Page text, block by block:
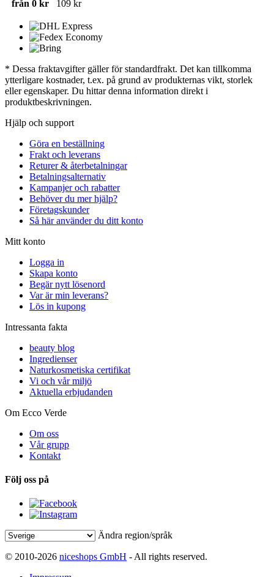
från 0 kr 109 kr
* Dessa fraktavgifter gäller för standardfrakt. Det kan tillkomma
ytterligare kostnader, t.ex. på grund av produkternas vikt, storlek
eller egenskaper. Du hittar denna information direkt i
produktbeskrivningen.
Hjälp och support
Göra en beställning
Frakt och leverans
Returer & återbetalningar
Betalningsalternativ
Kampanjer och rabatter
Behöver du mer hjälp?
Företagskunder
Så här använder du ditt konto
Mitt konto
Logga in
Skapa konto
Begär nytt lösenord
Var är min leverans?
Lös in kupong
Intressanta fakta
beauty blog
Ingredienser
Naturkosmetiska certifikat
Vi och vår miljö
Aktuella erbjudanden
Om Ecco Verde
Om oss
Vår grupp
Kontakt
Följ oss på
Ändra region/språk
© 2010-2026 niceshops GmbH - All rights reserved.